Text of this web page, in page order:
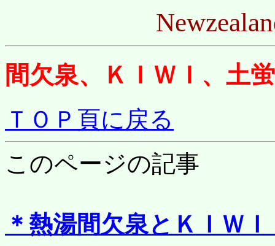
間欠泉、ＫＩＷＩ、土蛍
ＴＯＰ頁に戻る
このページの記事
＊熱湯間欠泉とＫＩＷＩ